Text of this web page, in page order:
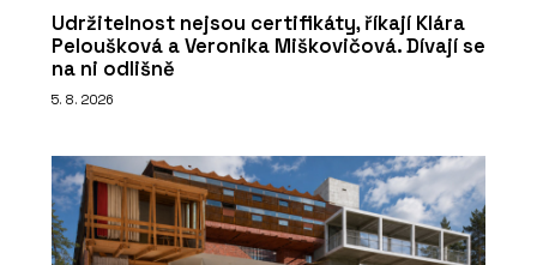
Udržitelnost nejsou certifikáty, říkají Klára
Peloušková a Veronika Miškovičová. Dívají se
na ni odlišně
5. 8. 2026